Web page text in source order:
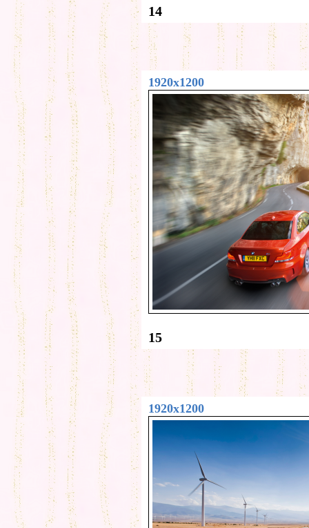
14
1920x1200
15
1920x1200